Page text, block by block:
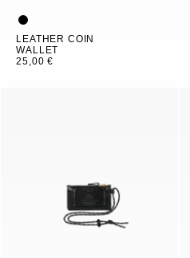
LEATHER COIN
WALLET
25,00 €